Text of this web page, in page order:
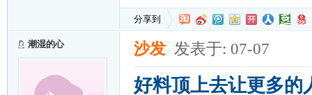
分享到
潮湿的心 沙发 发表于: 07-07
好料顶上去让更多的